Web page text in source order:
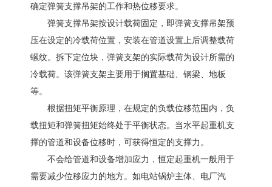
确定弹簧支撑吊架的工作和热位移要求。
弹簧支撑吊架按设计载荷固定，即弹簧支撑吊架预
压在设定的冷载荷位置，安装在管道设置上后调整载荷
螺纹。拆下定位块，弹簧支架的实际载荷为设计所需的
冷载荷。该弹簧支架主要用于搁置基础、钢梁、地板
等。
根据扭矩平衡原理，在规定的负载位移范围内，负
载扭矩和弹簧扭矩始终处于平衡状态。当水平起重机支
撑的管道和设备位移时，可获得恒定的支撑力。
不会给管道和设备增加应力，恒定起重机一般用于
需要减少位移应力的地方。如电站锅炉主体、电厂汽